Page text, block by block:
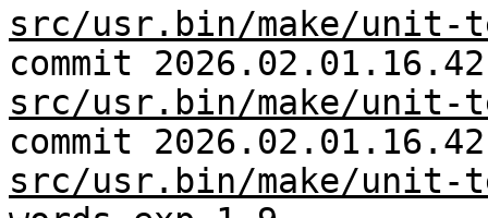
src/usr.bin/make/unit-
commit
src/usr.bin/make/unit-
commit
src/usr.bin/make/unit-